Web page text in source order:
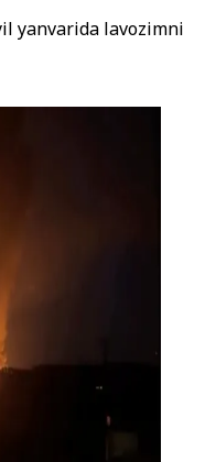
yanvarida lavozimni